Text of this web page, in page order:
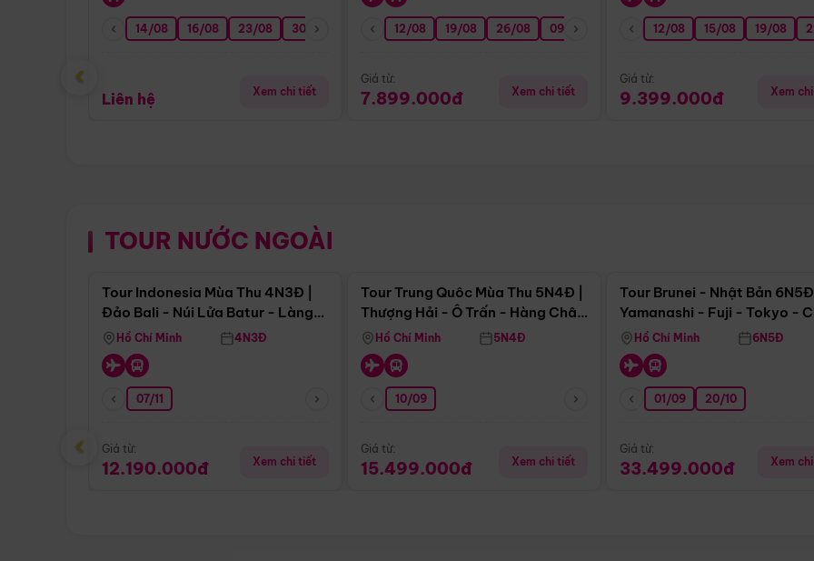
14/08 16/08 23/08 30/08 06/09 13/09 20/09 27/09
Liên hệ Xem chi tiết
12/08 19/08 26/08 09/09 16/09 23/09 30/09 07/10
Giá từ:
7.899.000đ Xem chi tiết
12/08 15/08 19/08
Giá từ:
9.399.000đ Xem
‹
TOUR NƯỚC NGOÀI
Điểm nổi bật
Tour Indonesia Mùa Thu 4N3Đ |
Đảo Bali - Núi Lửa Batur - Làng
Penglipuran
Hồ Chí Minh 4N3Đ
07/11
Giá từ:
12.190.000đ Xem chi tiết
Tour Trung Quôc Mùa Thu 5N4Đ |
Thượng Hải - Ô Trấn - Hàng Châu
(Tour Không Shopping)
Hồ Chí Minh 5N4Đ
10/09
Giá từ:
15.499.000đ Xem chi tiết
Tour Brunei - Nhật Bản 6N5Đ |
Yamanashi - Fuji - Tokyo -
- Freeday
Hồ Chí Minh 6N5Đ
01/09 20/10
Giá từ:
33.499.000đ Xem
‹